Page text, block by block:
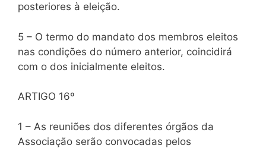
posteriores à eleição.
5 – O termo do mandato dos membros eleitos
nas condições do número anterior, coincidirá
com o dos inicialmente eleitos.
ARTIGO 16º
1 – As reuniões dos diferentes órgãos da
Associação serão convocadas pelos